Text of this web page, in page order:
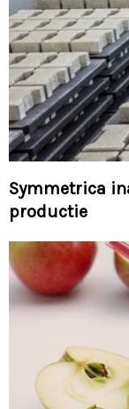
Symmetrica
productie